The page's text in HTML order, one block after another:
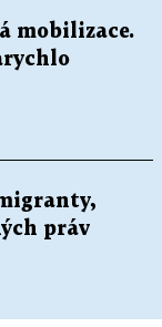
mobilizace.
práv